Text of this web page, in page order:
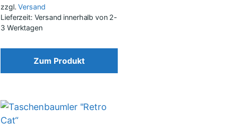
zzgl.Versand
Lieferzeit: Versand innerhalb von 2-
3 Werktagen
Zum Produkt